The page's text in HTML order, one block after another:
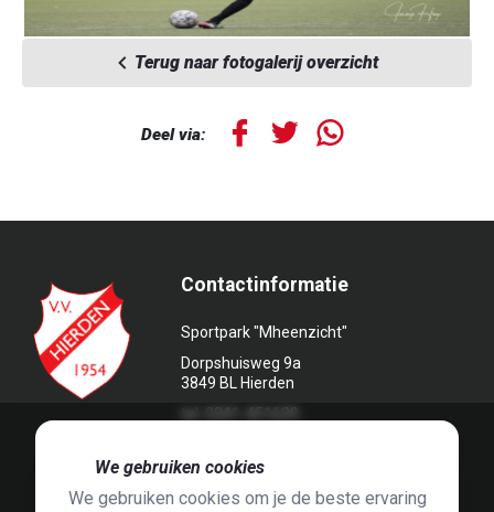
Terug naar fotogalerij overzicht
Deel via:
Contactinformatie
Sportpark "Mheenzicht"
Dorpshuisweg 9a
3849 BL Hierden
We gebruiken cookies
We gebruiken cookies om je de beste ervaring